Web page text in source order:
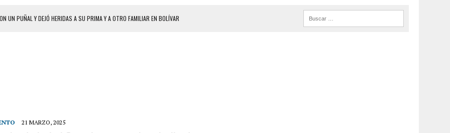
UN PUÑAL Y DEJÓ HERIDAS A SU PRIMA Y A OTRO FAMILIAR EN BOLÍVAR
EL CUERPO DENTRO DE SU CASA
ACOSADA Y ABUSADA POR LA PAREJA DE SU ABUELA
VENEZOLANA EN REUNIÓN CON AMIGOS
DESENCADENÓ TRAGEDIA FAMILIAR
21 MARZO, 2025